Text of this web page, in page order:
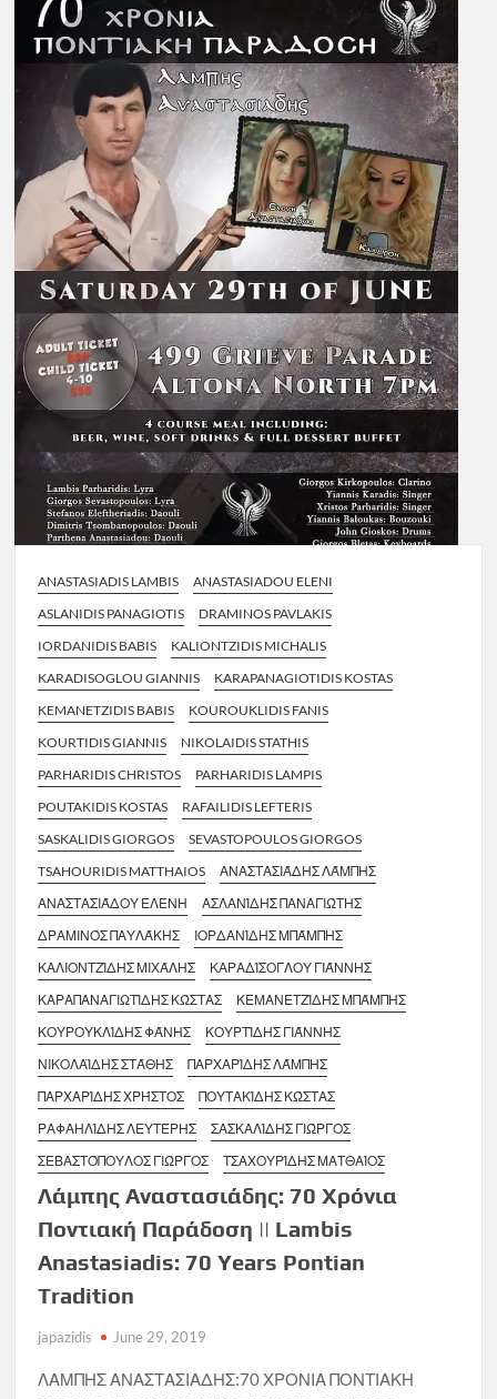
ANASTASIADIS LAMBIS
ANASTASIADOU ELENI
ASLANIDIS PANAGIOTIS
DRAMINOS PAVLAKIS
IORDANIDIS BABIS
KALIONTZIDIS MICHALIS
KARADISOGLOU GIANNIS
KARAPANAGIOTIDIS KOSTAS
KEMANETZIDIS BABIS
KOUROUKLIDIS FANIS
KOURTIDIS GIANNIS
NIKOLAIDIS STATHIS
PARHARIDIS CHRISTOS
PARHARIDIS LAMPIS
POUTAKIDIS KOSTAS
RAFAILIDIS LEFTERIS
SASKALIDIS GIORGOS
SEVASTOPOULOS GIORGOS
TSAHOURIDIS MATTHAIOS
ΑΝΑΣΤΑΣΙΆΔΗΣ ΛΆΜΠΗΣ
ΑΝΑΣΤΑΣΙΆΔΟΥ ΕΛΈΝΗ
ΑΣΛΑΝΊΔΗΣ ΠΑΝΑΓΙΏΤΗΣ
ΔΡΑΜΙΝΌΣ ΠΑΥΛΆΚΗΣ
ΙΟΡΔΑΝΊΔΗΣ ΜΠΆΜΠΗΣ
ΚΑΛΙΟΝΤΖΊΔΗΣ ΜΙΧΆΛΗΣ
ΚΑΡΑΔΊΣΟΓΛΟΥ ΓΙΆΝΝΗΣ
ΚΑΡΑΠΑΝΑΓΙΩΤΊΔΗΣ ΚΏΣΤΑΣ
ΚΕΜΑΝΕΤΖΊΔΗΣ ΜΠΆΜΠΗΣ
ΚΟΥΡΟΥΚΛΊΔΗΣ ΦΆΝΗΣ
ΚΟΥΡΤΊΔΗΣ ΓΙΆΝΝΗΣ
ΝΙΚΟΛΑΪΔΗΣ ΣΤΆΘΗΣ
ΠΑΡΧΑΡΊΔΗΣ ΛΆΜΠΗΣ
ΠΑΡΧΑΡΊΔΗΣ ΧΡΉΣΤΟΣ
ΠΟΥΤΑΚΊΔΗΣ ΚΏΣΤΑΣ
ΡΑΦΑΗΛΊΔΗΣ ΛΕΥΤΈΡΗΣ
ΣΑΣΚΑΛΊΔΗΣ ΓΙΏΡΓΟΣ
ΣΕΒΑΣΤΌΠΟΥΛΟΣ ΓΙΏΡΓΟΣ
ΤΣΑΧΟΥΡΊΔΗΣ ΜΑΤΘΑΊΟΣ
Λάμπης Αναστασιάδης: 70 Χρόνια
Ποντιακή Παράδοση || Lambis
Anastasiadis: 70 Years Pontian
Tradition
japazidis June 29, 2019
ΛΑΜΠΗΣ ΑΝΑΣΤΑΣΙΑΔΗΣ:70 ΧΡΟΝΙΑ ΠΟΝΤΙΑΚΗ